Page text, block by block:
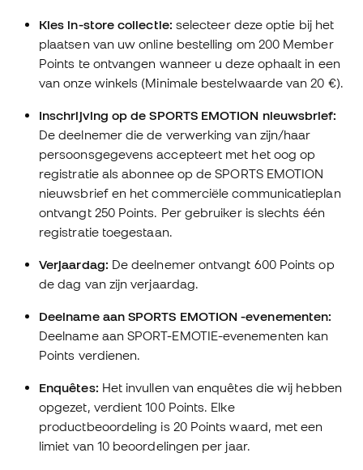
Kies in-store collectie: selecteer deze optie bij het
plaatsen van uw online bestelling om 200 Member
Points te ontvangen wanneer u deze ophaalt in een
van onze winkels (Minimale bestelwaarde van 20 €).
Inschrijving op de SPORTS EMOTION nieuwsbrief:
De deelnemer die de verwerking van zijn/haar
persoonsgegevens accepteert met het oog op
registratie als abonnee op de SPORTS EMOTION
nieuwsbrief en het commerciële communicatieplan
ontvangt 250 Points. Per gebruiker is slechts één
registratie toegestaan.
Verjaardag: De deelnemer ontvangt 600 Points op
de dag van zijn verjaardag.
Deelname aan SPORTS EMOTION -evenementen:
Deelname aan SPORT-EMOTIE-evenementen kan
Points verdienen.
Enquêtes: Het invullen van enquêtes die wij hebben
opgezet, verdient 100 Points. Elke
productbeoordeling is 20 Points waard, met een
limiet van 10 beoordelingen per jaar.